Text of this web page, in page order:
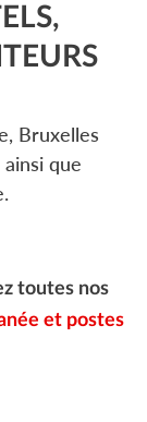
Bruxelles
que
toutes nos
et postes